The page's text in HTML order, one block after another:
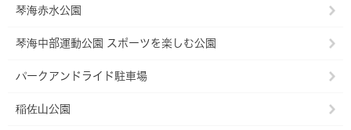
琴海赤水公園
琴海中部運動公園 スポーツを楽しむ公園
パークアンドライド駐車場
稲佐山公園